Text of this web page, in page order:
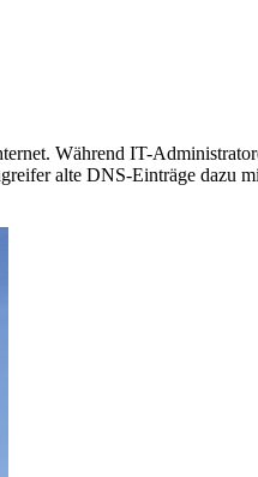
Während IT-
alte DNS-Einträge dazu